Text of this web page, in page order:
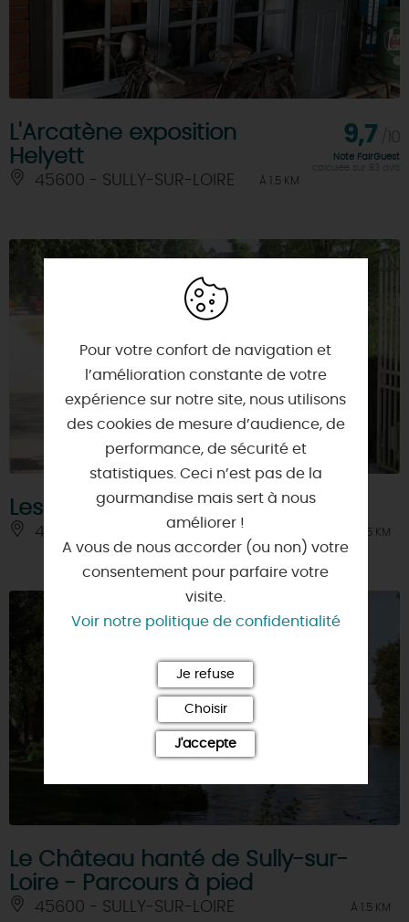
L'Arcatène exposition
Helyett
45600 - SULLY-SUR-LOIRE À 1.5 KM
9,7
Note FairGuest
calculée sur 83 avis
Les attelages du Château
45600 - SULLY-SUR-LOIRE À 1.5 KM
Le Château hanté de Sully-sur-
Loire - Parcours à pied
45600 - SULLY-SUR-LOIRE À 1.5 KM
Pour votre confort de navigation et
l’amélioration constante de votre
expérience sur notre site, nous utilisons
des cookies de mesure d’audience, de
performance, de sécurité et
statistiques. Ceci n’est pas de la
gourmandise mais sert à nous
améliorer !
A vous de nous accorder (ou non) votre
consentement pour parfaire votre
visite.
Voir notre politique de confidentialité
Je refuse
Choisir
J'accepte